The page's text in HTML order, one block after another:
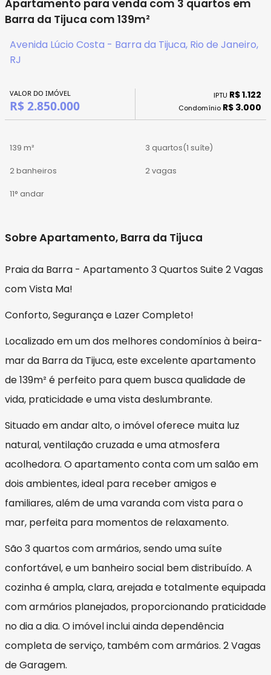
Apartamento para venda com 3 quartos em
Barra da Tijuca com 139m²
Avenida Lúcio Costa - Barra da Tijuca, Rio de Janeiro,
RJ
VALOR DO IMÓVEL
R$ 2.850.000
IPTU R$ 1.122
Condomínio R$ 3.000
139 m² 3 quartos(1 suíte)
2 banheiros 2 vagas
11° andar
Sobre Apartamento, Barra da Tijuca
Praia da Barra - Apartamento 3 Quartos Suite 2 Vagas
com Vista Ma!
Conforto, Segurança e Lazer Completo!
Localizado em um dos melhores condomínios à beira-
mar da Barra da Tijuca, este excelente apartamento
de 139m² é perfeito para quem busca qualidade de
vida, praticidade e uma vista deslumbrante.
Situado em andar alto, o imóvel oferece muita luz
natural, ventilação cruzada e uma atmosfera
acolhedora. O apartamento conta com um salão em
dois ambientes, ideal para receber amigos e
familiares, além de uma varanda com vista para o
mar, perfeita para momentos de relaxamento.
São 3 quartos com armários, sendo uma suíte
confortável, e um banheiro social bem distribuído. A
cozinha é ampla, clara, arejada e totalmente equipada
com armários planejados, proporcionando praticidade
no dia a dia. O imóvel inclui ainda dependência
completa de serviço, também com armários. 2 Vagas
de Garagem.